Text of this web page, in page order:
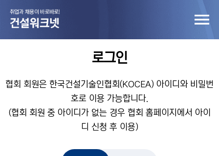
로그인
협회 회원은 한국건설기술인협회(KOCEA) 아이디와 비밀번
호로 이용 가능합니다.
(협회 회원 중 아이디가 없는 경우 협회 홈페이지에서 아이
디 신청 후 이용)